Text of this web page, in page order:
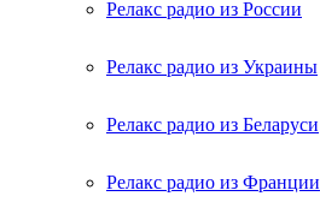
Релакс радио из России
Релакс радио из Украины
Релакс радио из Беларуси
Релакс радио из Франции